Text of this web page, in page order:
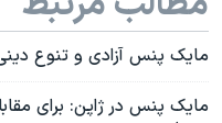
مایک پنس آزادی و تنوع
مایک پنس در ژاپن: برای